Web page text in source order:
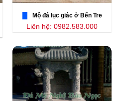
Mộ đá lục giác ở Bến Tre
Liên hệ: 0982.583.000